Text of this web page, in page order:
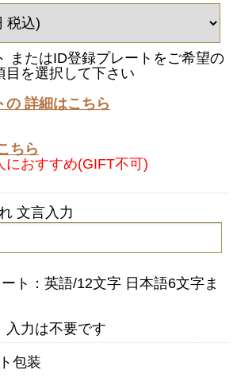
またはID登録プレートをご希望の
目を選択して下さい
の 詳細はこちら
ちら
におすすめ(GIFT不可)
文言入力
ト：英語/12文字 日本語6文字ま
入力は不要です
包装